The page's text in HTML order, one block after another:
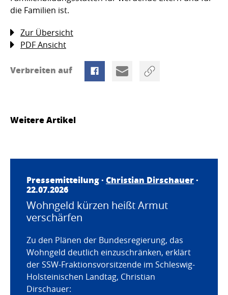
die Familien ist.
Zur Übersicht
PDF Ansicht
Verbreiten auf
Weitere Artikel
Pressemitteilung · Christian Dirschauer·
22.07.2026
Wohngeld kürzen heißt Armut
verschärfen
Zu den Plänen der Bundesregierung, das
Wohngeld deutlich einzuschränken, erklärt
der SSW-Fraktionsvorsitzende im Schleswig-
Holsteinischen Landtag, Christian
Dirschauer: